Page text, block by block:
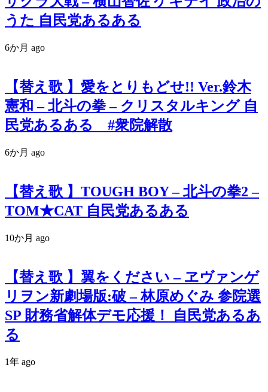
うた 自民党あるある
6か月 ago
【替え歌 】愛をとりもどせ!! Ver.鈴木
憲和 – 北斗の拳 – クリスタルキング 自
民党あるある #衆院解散
6か月 ago
【替え歌 】TOUGH BOY – 北斗の拳2 –
TOM★CAT 自民党あるある
10か月 ago
【替え歌 】翼をください – ヱヴァンゲ
リヲン新劇場版:破 – 林原めぐみ 参院選
SP 財務省解体デモ応援！ 自民党あるあ
る
1年 ago